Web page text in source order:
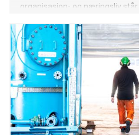
organisasjon- og næringsliv står